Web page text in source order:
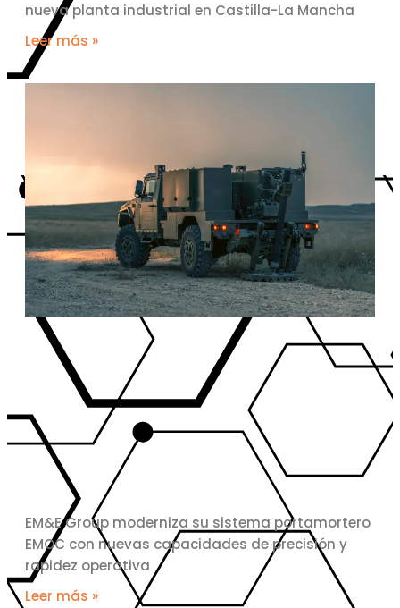
nueva planta industrial en Castilla-La Mancha
Leer más »
EM&E Group moderniza su sistema portamortero
EMOC con nuevas capacidades de precisión y
rapidez operativa
Leer más »